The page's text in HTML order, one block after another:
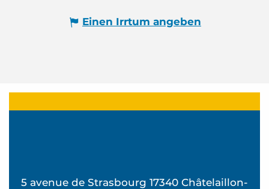
Einen Irrtum angeben
5 avenue de Strasbourg 17340 Châtelaillon-